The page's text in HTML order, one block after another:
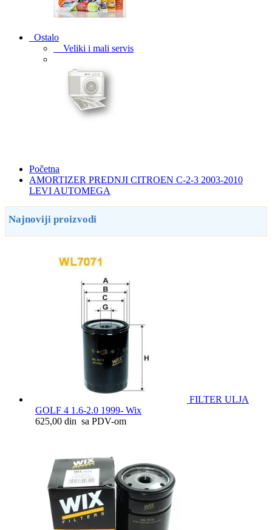
Ostalo
Veliki i mali servis
Početna
AMORTIZER PREDNJI CITROEN C-2-3 2003-2010
LEVI AUTOMEGA
Najnoviji proizvodi
FILTER ULJA
GOLF 4 1.6-2.0 1999- Wix
625,00 din sa PDV-om